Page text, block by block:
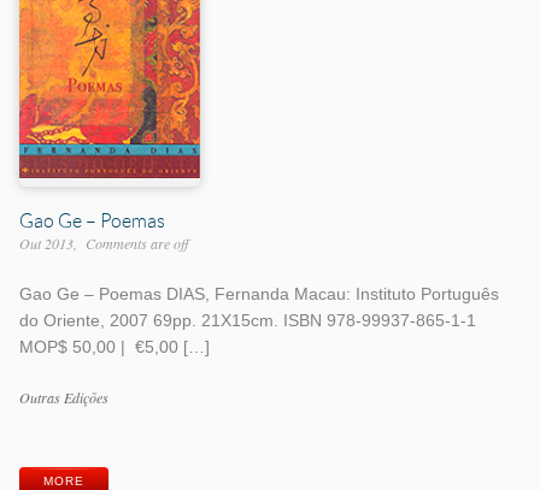
Gao Ge – Poemas
Out 2013 Comments are off
Gao Ge – Poemas DIAS, Fernanda Macau: Instituto Português
do Oriente, 2007 69pp. 21X15cm. ISBN 978-99937-865-1-1
MOP$ 50,00 | €5,00 […]
Work
Outras Edições
MORE